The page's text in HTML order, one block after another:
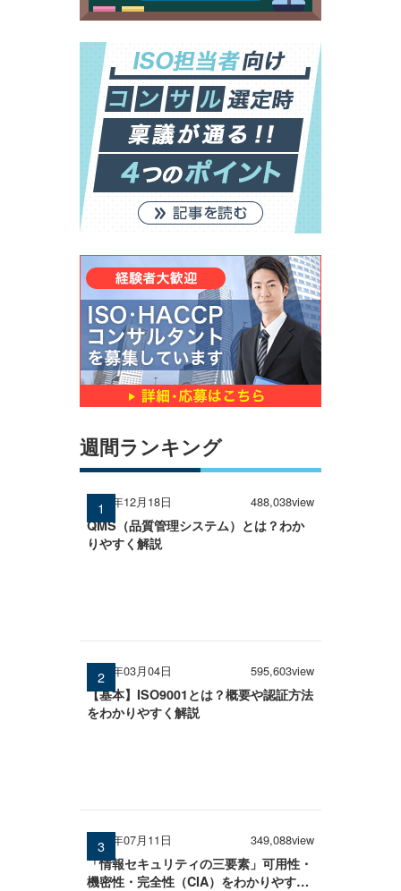
週間ランキング
2024年12月18日 488,038view
QMS（品質管理システム）とは？わか
りやすく解説
2026年03月04日 595,603view
【基本】ISO9001とは？概要や認証方法
をわかりやすく解説
2025年07月11日 349,088view
「情報セキュリティの三要素」可用性・
機密性・完全性（CIA）をわかりやすく